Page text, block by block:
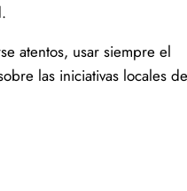
atentos, usar siempre el
las iniciativas locales de